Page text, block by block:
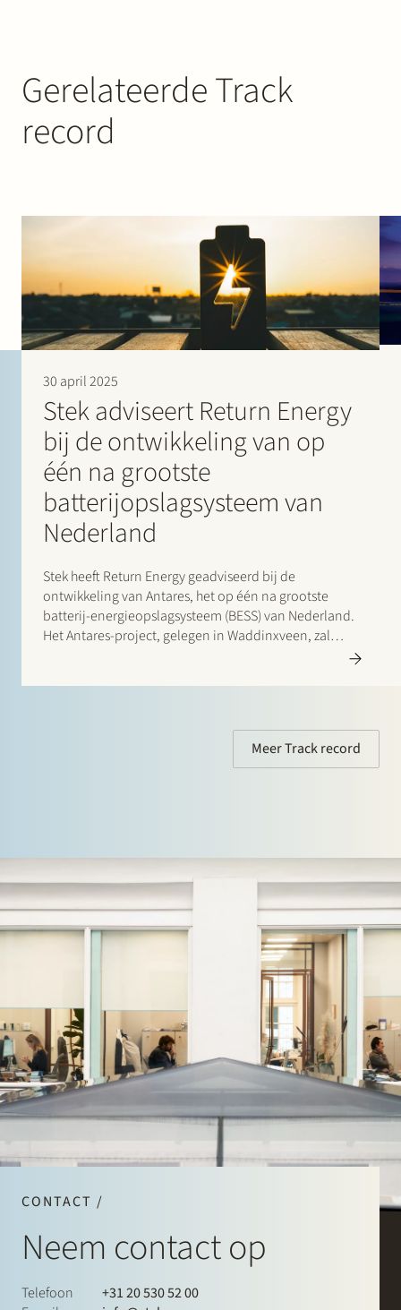
Gerelateerde Track
record
30 april 2025
Stek adviseert Return Energy
bij de ontwikkeling van op
één na grootste
batterijopslagsysteem van
Nederland
Stek heeft Return Energy geadviseerd bij de
ontwikkeling van Antares, het op één na grootste
batterij-energieopslagsysteem (BESS) van Nederland.
Het Antares-project, gelegen in Waddinxveen, zal
Meer Track record
CONTACT /
Neem contact op
Telefoon
+31 20 530 52 00